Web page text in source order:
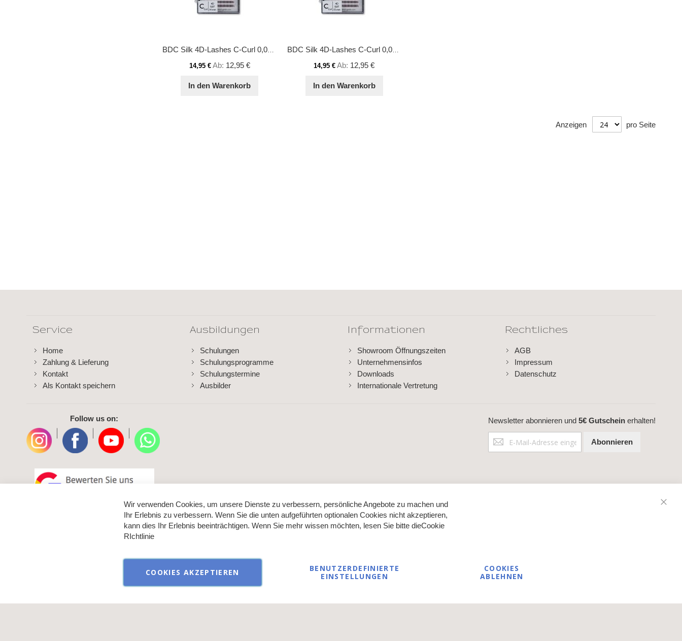
BDC Silk 4D-Lashes C-Curl 0,07 14mm
14,95 € Ab 12,95 €
In den Warenkorb
BDC Silk 4D-Lashes C-Curl 0,07 15mm
14,95 € Ab 12,95 €
In den Warenkorb
Anzeigen pro Seite
Service
Home
Zahlung & Lieferung
Kontakt
Als Kontakt speichern
Ausbildungen
Schulungen
Schulungsprogramme
Schulungstermine
Ausbilder
Informationen
Showroom Öffnungszeiten
Unternehmensinfos
Downloads
Internationale Vertretung
Rechtliches
AGB
Impressum
Datenschutz
Follow us on: Newsletter abonnieren und5€ Gutschein erhalten!
Anmeldung
zum
Abonnieren
Verkauf ausschließlich an Gewerbetreibende oder Personen mit Zertifikat im kosmetischen Bereich
Wir verwenden Cookies, um unsere Dienste zu verbessern, persönliche Angebote zu machen und
Ihr Erlebnis zu verbessern. Wenn Sie die unten aufgeführten optionalen Cookies nicht akzeptieren,
kann dies Ihr Erlebnis beeinträchtigen. Wenn Sie mehr wissen möchten, lesen Sie bitte dieCookie
RIchtlinie
COOKIES AKZEPTIEREN
BENUTZERDEFINIERTE
EINSTELLUNGEN
COOKIES
ABLEHNEN